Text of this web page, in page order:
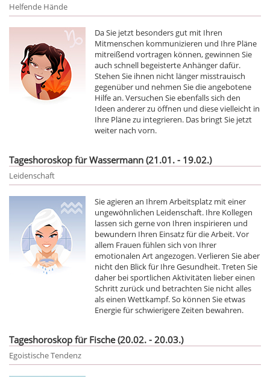
Helfende Hände
Da Sie jetzt besonders gut mit Ihren
Mitmenschen kommunizieren und Ihre Pläne
mitreißend vortragen können, gewinnen Sie
auch schnell begeisterte Anhänger dafür.
Stehen Sie ihnen nicht länger misstrauisch
gegenüber und nehmen Sie die angebotene
Hilfe an. Versuchen Sie ebenfalls sich den
Ideen anderer zu öffnen und diese vielleicht in
Ihre Pläne zu integrieren. Das bringt Sie jetzt
weiter nach vorn.
Tageshoroskop für Wassermann (21.01. - 19.02.)
Leidenschaft
Sie agieren an Ihrem Arbeitsplatz mit einer
ungewöhnlichen Leidenschaft. Ihre Kollegen
lassen sich gerne von Ihren inspirieren und
bewundern Ihren Einsatz für die Arbeit. Vor
allem Frauen fühlen sich von Ihrer
emotionalen Art angezogen. Verlieren Sie aber
nicht den Blick für Ihre Gesundheit. Treten Sie
daher bei sportlichen Aktivitäten lieber einen
Schritt zurück und betrachten Sie nicht alles
als einen Wettkampf. So können Sie etwas
Energie für schwierigere Zeiten bewahren.
Tageshoroskop für Fische (20.02. - 20.03.)
Egoistische Tendenz